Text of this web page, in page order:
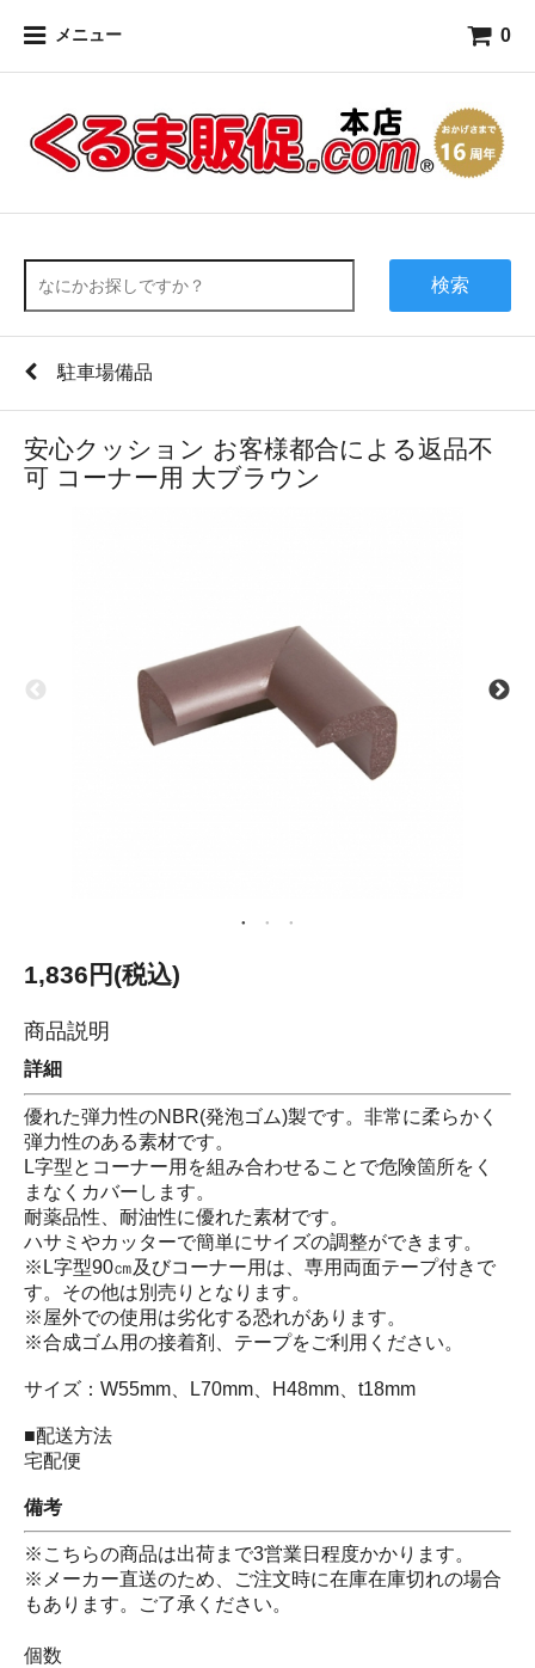
メニュー 0
検索
駐車場備品
安心クッション お客様都合による返品不
可 コーナー用 大ブラウン
1,836円(税込)
商品説明
詳細
優れた弾力性のNBR(発泡ゴム)製です。非常に柔らかく
弾力性のある素材です。
L字型とコーナー用を組み合わせることで危険箇所をく
まなくカバーします。
耐薬品性、耐油性に優れた素材です。
ハサミやカッターで簡単にサイズの調整ができます。
※L字型90㎝及びコーナー用は、専用両面テープ付きで
す。その他は別売りとなります。
※屋外での使用は劣化する恐れがあります。
※合成ゴム用の接着剤、テープをご利用ください。
サイズ：W55mm、L70mm、H48mm、t18mm
■配送方法
宅配便
備考
※こちらの商品は出荷まで3営業日程度かかります。
※メーカー直送のため、ご注文時に在庫在庫切れの場合
もあります。ご了承ください。
個数